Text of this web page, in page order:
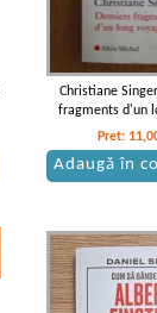
Christiane
fragments d'un
Pret:
Adaugă în